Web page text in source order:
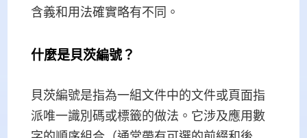
含義和用法確實略有不同。
什麼是貝茨編號？
貝茨編號是指為一組文件中的文件或頁面指
派唯一識別碼或標籤的做法。它涉及應用數